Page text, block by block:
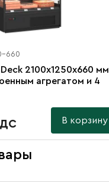
660
2100х1250х660 мм
агрегатом и 4
В корзину